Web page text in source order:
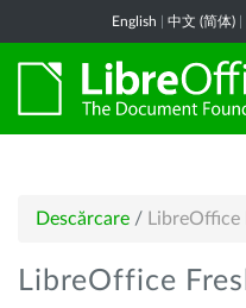
English 中文 (简体)
Descărcare / LibreOffice
LibreOffice